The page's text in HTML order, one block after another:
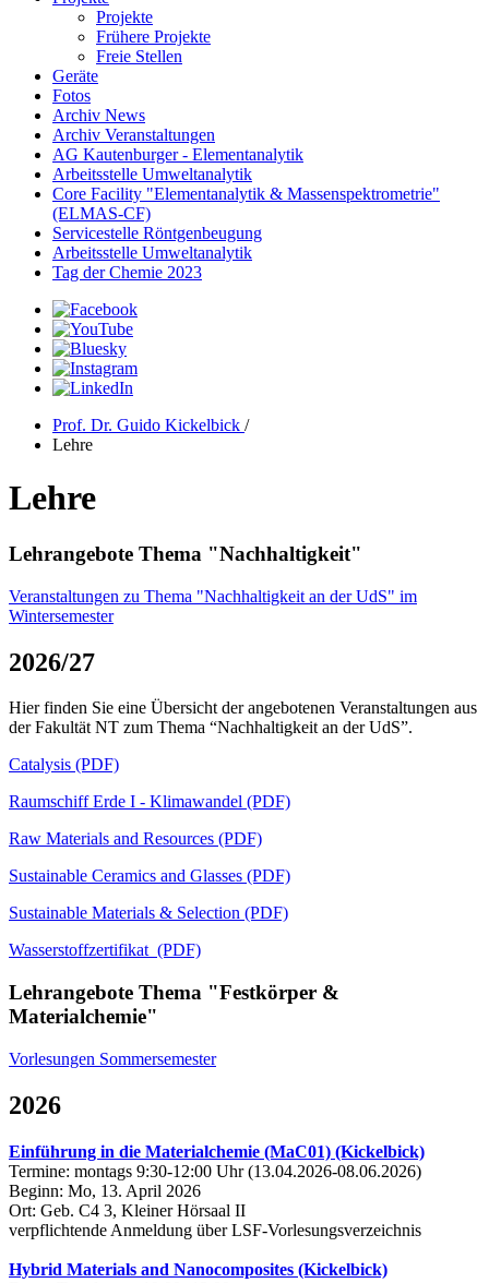
Projekte
Frühere Projekte
Freie Stellen
Geräte
Fotos
Archiv News
Archiv Veranstaltungen
AG Kautenburger - Elementanalytik
Arbeitsstelle Umweltanalytik
Core Facility "Elementanalytik & Massenspektrometrie"
(ELMAS-CF)
Servicestelle Röntgenbeugung
Arbeitsstelle Umweltanalytik
Tag der Chemie 2023
Prof. Dr. Guido Kickelbick /
Lehre
Lehre
Lehrangebote Thema "Nachhaltigkeit"
Veranstaltungen zu Thema "Nachhaltigkeit an der UdS" im
Wintersemester
2026/27
Hier finden Sie eine Übersicht der angebotenen Veranstaltungen aus
der Fakultät NT zum Thema “Nachhaltigkeit an der UdS”.
Catalysis (PDF)
Raumschiff Erde I - Klimawandel (PDF)
Raw Materials and Resources (PDF)
Sustainable Ceramics and Glasses (PDF)
Sustainable Materials & Selection (PDF)
Wasserstoffzertifikat (PDF)
Lehrangebote Thema "Festkörper &
Materialchemie"
Vorlesungen Sommersemester
2026
Einführung in die Materialchemie (MaC01) (Kickelbick)
Termine: montags 9:30-12:00 Uhr (13.04.2026-08.06.2026)
Beginn: Mo, 13. April 2026
Ort: Geb. C4 3, Kleiner Hörsaal II
verpflichtende Anmeldung über LSF-Vorlesungsverzeichnis
Hybrid Materials and Nanocomposites (Kickelbick)